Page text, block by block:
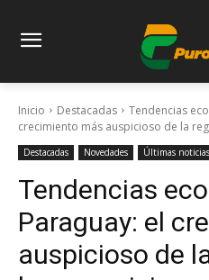
Inicio Destacadas
Tendencias
crecimiento más auspicioso de la
Destacadas Novedades Últimas noticias
Tendencias
Paraguay: el
auspicioso de